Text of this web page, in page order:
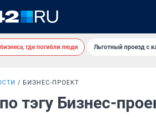
где погибли люди Льготный проезд с
БИЗНЕС-ПРОЕКТ
тэгу Бизнес-